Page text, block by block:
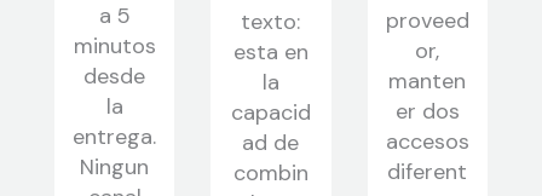
a 5
minutos
desde
la
entrega.
Ningun
texto:
esta en
la
capacid
ad de
combin
proveed
or,
manten
er dos
accesos
diferent